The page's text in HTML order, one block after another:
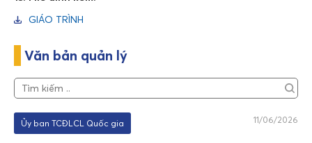
GIÁO TRÌNH
Văn bản quản lý
Ủy ban TCĐLCL Quốc gia 11/06/2026